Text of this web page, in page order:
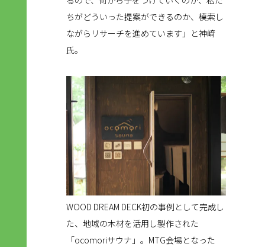
ちがどういった提案ができるのか、模索し
ながらリサーチを進めています」と神﨑
氏。
WOOD DREAM DECK初の事例として完成し
た、地域の木材を活用し製作された
「ocomoriサウナ」。MTG会場となった